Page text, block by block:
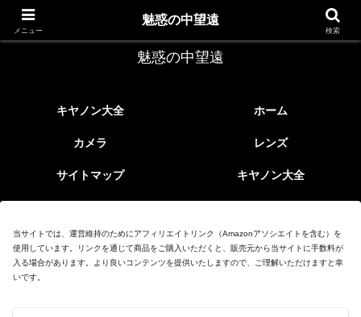
レトロなEFレンズ
魅惑の中望遠
キヤノン大全 ホーム
カメラ レンズ
サイトマップ キヤノン大全
当サイトでは、運営維持のためにアフィリエイトリンク（Amazonアソシエイトを含む）を
使用しています。リンクを通じて商品をご購入いただくと、販売元から当サイトに手数料が
入る場合があります。より良いコンテンツを提供いたしますので、ご理解いただけますと幸
いです。
メニュー
魅惑の中望遠
検索